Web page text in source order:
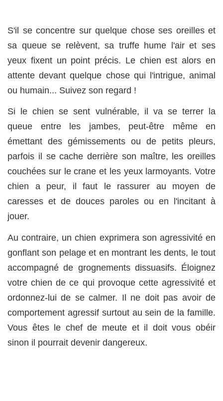
S'il se concentre sur quelque chose ses oreilles et
sa queue se relèvent, sa truffe hume l'air et ses
yeux fixent un point précis. Le chien est alors en
attente devant quelque chose qui l'intrigue, animal
ou humain... Suivez son regard !
Si le chien se sent vulnérable, il va se terrer la
queue entre les jambes, peut-être même en
émettant des gémissements ou de petits pleurs,
parfois il se cache derrière son maître, les oreilles
couchées sur le crane et les yeux larmoyants. Votre
chien a peur, il faut le rassurer au moyen de
caresses et de douces paroles ou en l'incitant à
jouer.
Au contraire, un chien exprimera son agressivité en
gonflant son pelage et en montrant les dents, le tout
accompagné de grognements dissuasifs. Éloignez
votre chien de ce qui provoque cette agressivité et
ordonnez-lui de se calmer. Il ne doit pas avoir de
comportement agressif surtout au sein de la famille.
Vous êtes le chef de meute et il doit vous obéir
sinon il pourrait devenir dangereux.